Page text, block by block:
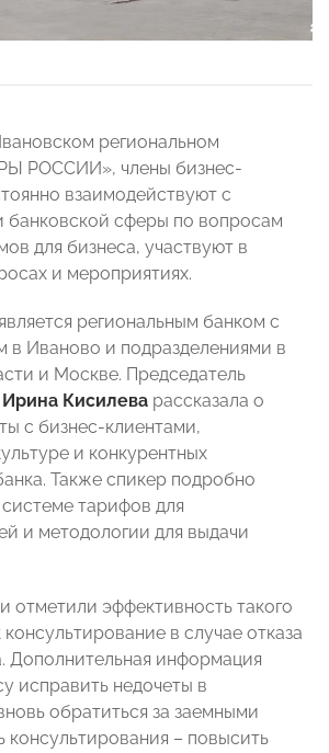
региональном
РОССИИ», члены бизнес-
взаимодействуют с
банковской сферы по вопросам
для бизнеса, участвуют в
и мероприятиях.
региональным банком с
в Иваново и подразделениями в
и Москве. Председатель
Ирина Кисилева рассказала о
с бизнес-клиентами,
и конкурентных
Также спикер подробно
тарифов для
и методологии для выдачи
отметили эффективность такого
в случае отказа
Дополнительная информация
исправить недочеты в
обратиться за заемными
консультирования – повысить